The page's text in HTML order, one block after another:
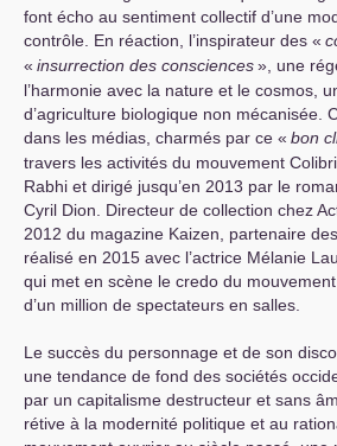
font écho au sentiment collectif d’une
contrôle. En réaction, l’inspirateur des «
« insurrection des consciences», une
l’harmonie avec la nature et le cosmos,
d’agriculture biologique non mécanisée.
dans les médias, charmés par ce « bon
travers les activités du mouvement
Rabhi et dirigé jusqu’en 2013 par le
Cyril Dion. Directeur de collection chez
2012 du magazine Kaizen, partenaire
réalisé en 2015 avec l’actrice Mélanie
qui met en scène le credo du
d’un million de spectateurs en salles.
Le succès du personnage et de son
une tendance de fond des sociétés
par un capitalisme destructeur et sans
rétive à la modernité politique et au